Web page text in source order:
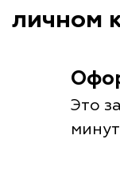
личном
Это
минут